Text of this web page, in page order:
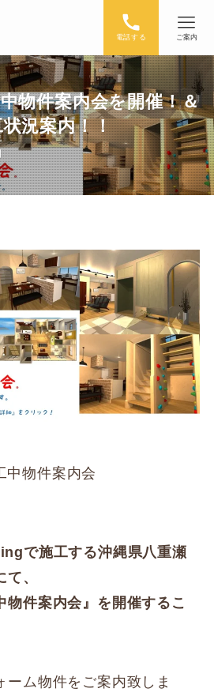
電話する ご案内
物件案内会を開催！＆
況案内！！
中物件案内会
で施工する沖縄県八重瀬
、
物件案内会』を開催するこ
ーム物件をご案内致しま